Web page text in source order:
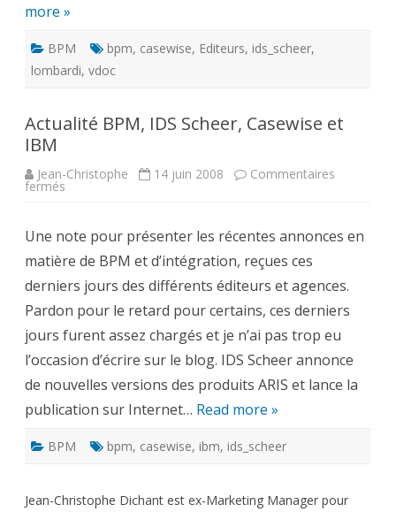
more »
BPM bpm, casewise, Editeurs, ids_scheer,
lombardi, vdoc
Actualité BPM, IDS Scheer, Casewise et
IBM
Jean-Christophe 14 juin 2008 Commentaires
fermés
Scheer,
Casewise
et
IBM
Une note pour présenter les récentes annonces en
matière de BPM et d’intégration, reçues ces
derniers jours des différents éditeurs et agences.
Pardon pour le retard pour certains, ces derniers
jours furent assez chargés et je n’ai pas trop eu
l’occasion d’écrire sur le blog. IDS Scheer annonce
de nouvelles versions des produits ARIS et lance la
publication sur Internet… Read more »
BPM bpm, casewise, ibm, ids_scheer
Jean-Christophe Dichant est ex-Marketing Manager pour